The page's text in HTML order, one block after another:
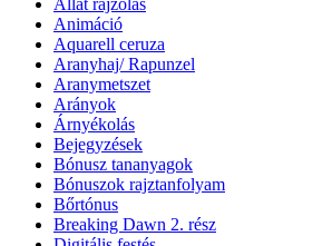
Állat rajzolás
Animáció
Aquarell ceruza
Aranyhaj/ Rapunzel
Aranymetszet
Arányok
Árnyékolás
Bejegyzések
Bónusz tananyagok
Bónuszok rajztanfolyam
Bőrtónus
Breaking Dawn 2. rész